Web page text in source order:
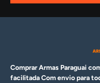
Comprar Armas Paraguai
facilitada Com envio para